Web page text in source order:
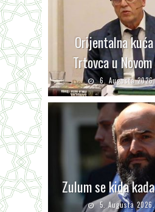
Orijentalna
Trtovca u
6. Augusta 2026.
Zulum se kida
5. Augusta 2026.